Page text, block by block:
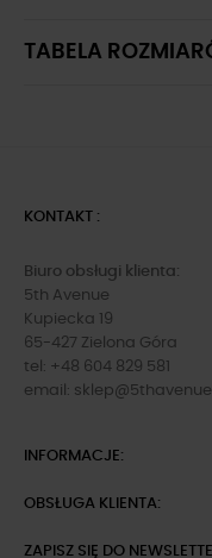
TABELA
KONTAKT :
Biuro obsługi klienta:
5th Avenue
Kupiecka 19
65-427 Zielona Góra
tel: +48 604 829 581
email:
INFORMACJE:
OBSŁUGA KLIENTA:
ZAPISZ SIĘ DO